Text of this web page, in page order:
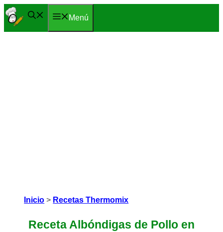
Saltar
al
Menú
Inicio > Recetas Thermomix
Receta Albóndigas de Pollo en